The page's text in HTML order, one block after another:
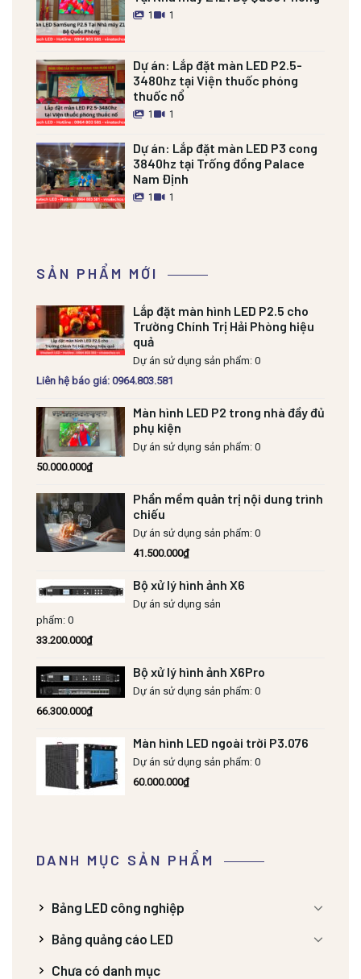
1 1
Dự án: Lắp đặt màn LED P2.5-
3480hz tại Viện thuốc phóng
thuốc nổ
1 1
Dự án: Lắp đặt màn LED P3 cong
3840hz tại Trống đồng Palace
Nam Định
1 1
SẢN PHẨM MỚI
Lắp đặt màn hình LED P2.5 cho
Trường Chính Trị Hải Phòng hiệu
quả
Dự án sử dụng sản phẩm: 0
Liên hệ báo giá: 0964.803.581
Màn hình LED P2 trong nhà đầy đủ
phụ kiện
Dự án sử dụng sản phẩm: 0
50.000.000₫
Phần mềm quản trị nội dung trình
chiếu
Dự án sử dụng sản phẩm: 0
41.500.000₫
Bộ xử lý hình ảnh X6
Dự án sử dụng sản
phẩm: 0
33.200.000₫
Bộ xử lý hình ảnh X6Pro
Dự án sử dụng sản phẩm: 0
66.300.000₫
Màn hình LED ngoài trời P3.076
Dự án sử dụng sản phẩm: 0
60.000.000₫
DANH MỤC SẢN PHẨM
Bảng LED công nghiệp
Bảng quảng cáo LED
Chưa có danh mục